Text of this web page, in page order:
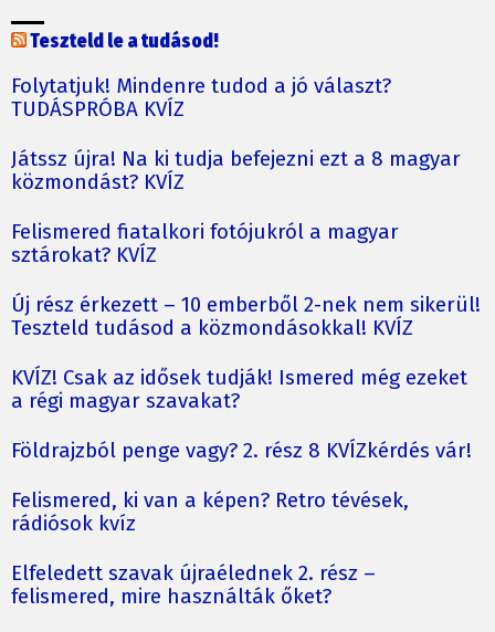
Teszteld le a tudásod!
Folytatjuk! Mindenre tudod a jó választ?
TUDÁSPRÓBA KVÍZ
Játssz újra! Na ki tudja befejezni ezt a 8 magyar
közmondást? KVÍZ
Felismered fiatalkori fotójukról a magyar
sztárokat? KVÍZ
Új rész érkezett – 10 emberből 2-nek nem sikerül!
Teszteld tudásod a közmondásokkal! KVÍZ
KVÍZ! Csak az idősek tudják! Ismered még ezeket
a régi magyar szavakat?
Földrajzból penge vagy? 2. rész 8 KVÍZkérdés vár!
Felismered, ki van a képen? Retro tévések,
rádiósok kvíz
Elfeledett szavak újraélednek 2. rész –
felismered, mire használták őket?